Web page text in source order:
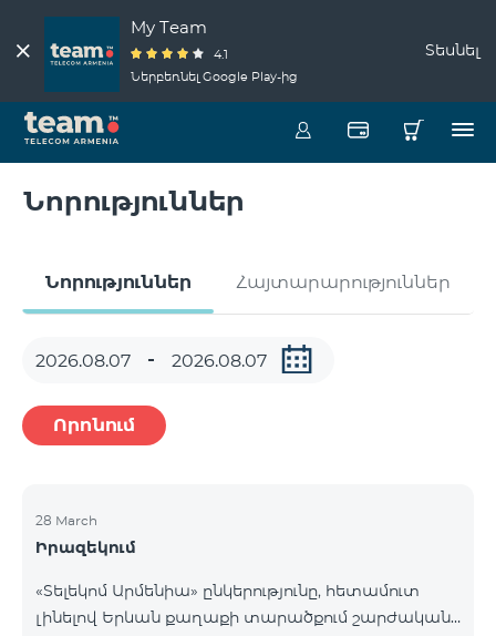
My Team
4.1
Ներբեռնել Google Play-ից
Տեսնել
Նորություններ
Նորություններ Հայտարարություններ
Որոնում
28 March
Իրազեկում
«Տելեկոմ Արմենիա» ընկերությունը, հետամուտ
լինելով Երևան քաղաքի տարածքում շարժական